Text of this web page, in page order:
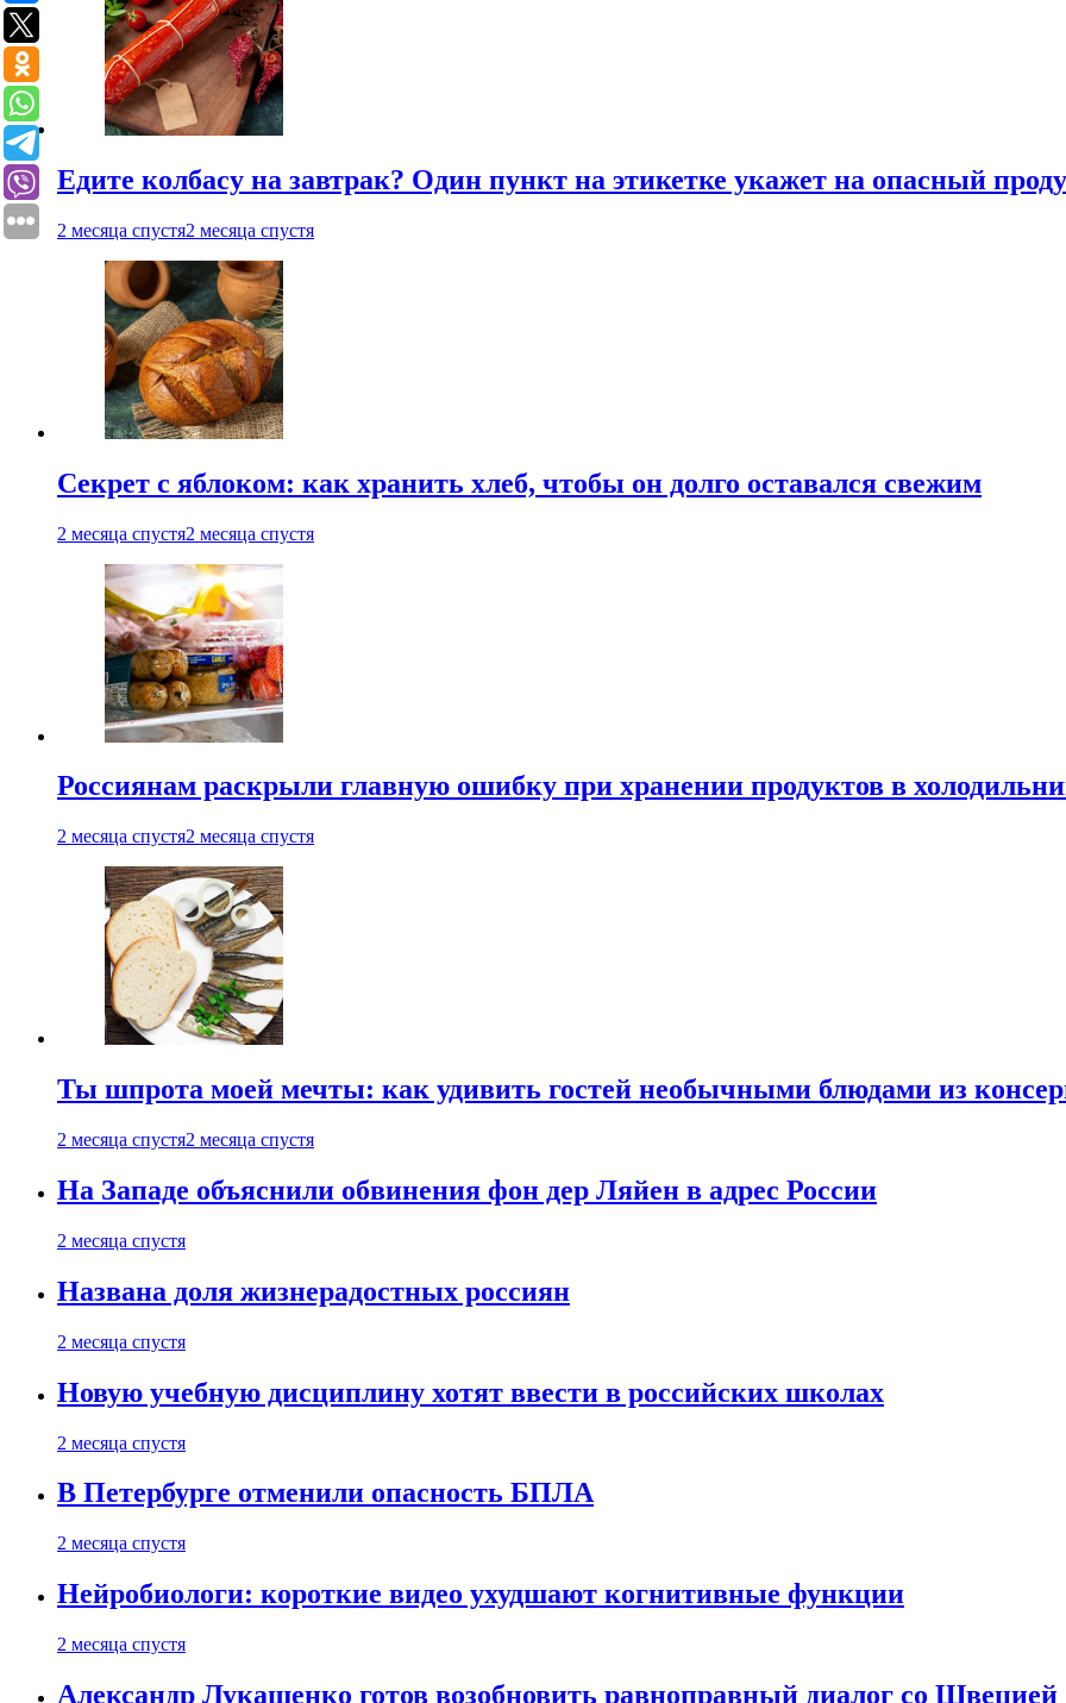
Едите колбасу на завтрак? Один пункт на этикетке укажет на опасный
2 месяца спустя2 месяца спустя
Секрет с яблоком: как хранить хлеб, чтобы он долго оставался свежим
2 месяца спустя2 месяца спустя
Россиянам раскрыли главную ошибку при хранении продуктов в
2 месяца спустя2 месяца спустя
Ты шпрота моей мечты: как удивить гостей необычными блюдами из
2 месяца спустя2 месяца спустя
На Западе объяснили обвинения фон дер Ляйен в адрес России
2 месяца спустя
Названа доля жизнерадостных россиян
2 месяца спустя
Новую учебную дисциплину хотят ввести в российских школах
2 месяца спустя
В Петербурге отменили опасность БПЛА
2 месяца спустя
Нейробиологи: короткие видео ухудшают когнитивные функции
2 месяца спустя
Александр Лукашенко готов возобновить равноправный диалог со Швецией